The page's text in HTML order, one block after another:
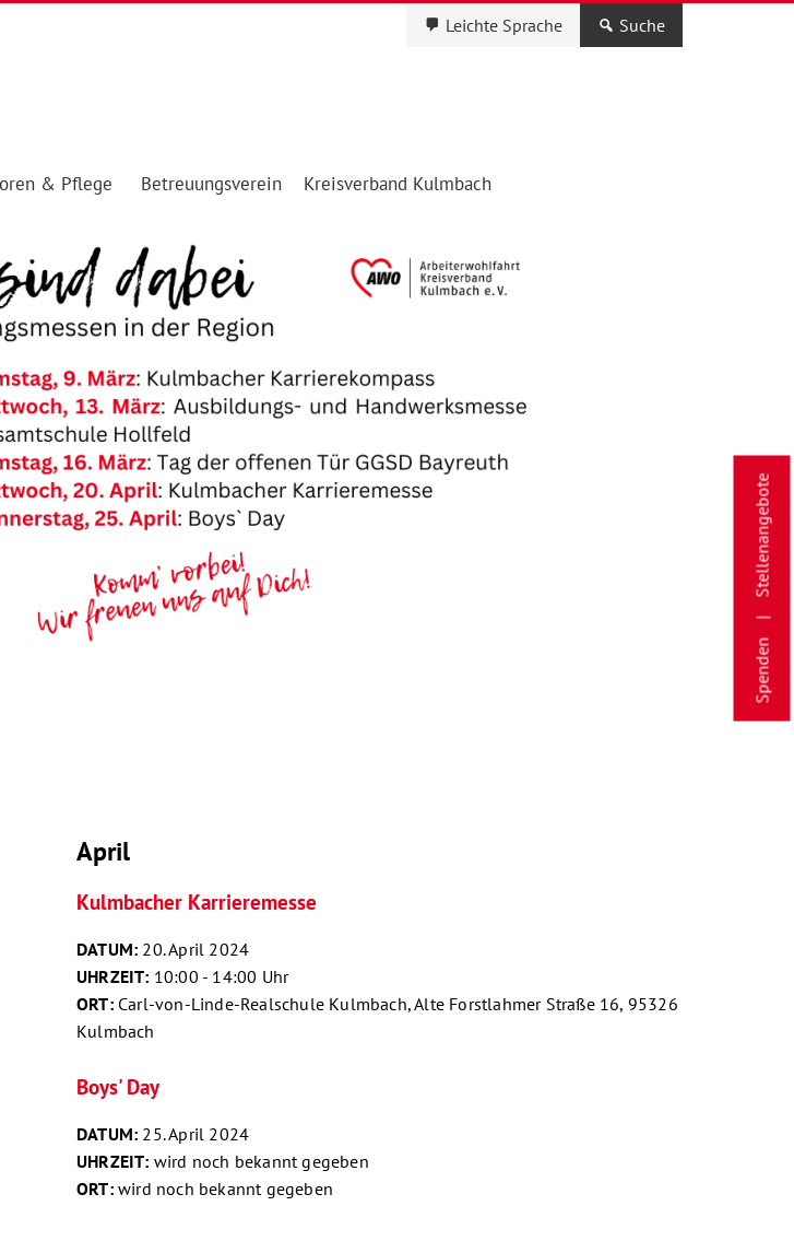
Leichte Sprache Suche
& Pflege Betreuungsverein Kreisverband Kulmbach
April
Kulmbacher Karrieremesse
DATUM: 20. April 2024
UHRZEIT: 10:00 - 14:00 Uhr
ORT: Carl-von-Linde-Realschule Kulmbach, Alte Forstlahmer Straße 16, 95326
Kulmbach
Boys' Day
DATUM: 25. April 2024
UHRZEIT: wird noch bekannt gegeben
ORT: wird noch bekannt gegeben
Spenden
Stellenangebote